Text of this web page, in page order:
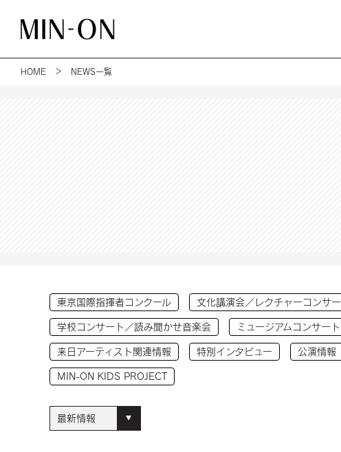
HOME ＞ NEWS一覧
東京国際指揮者コンクール 文化講演会／レクチャーコンサ
学校コンサート／読み聞かせ音楽会 ミュージアムコンサート
来日アーティスト関連情報 特別インタビュー 公演情報
MIN-ON KIDS PROJECT